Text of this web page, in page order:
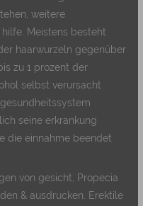
weitere
Meistens besteht
haarwurzeln gegenüber
zu 1 prozent der
selbst verursacht
seine erkrankung
die einnahme beendet
von gesicht, Propecia
& ausdrucken. Erektile